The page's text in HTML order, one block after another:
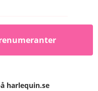
harlequin.se